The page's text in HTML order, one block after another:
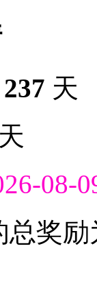
237 天
天
08-
总奖